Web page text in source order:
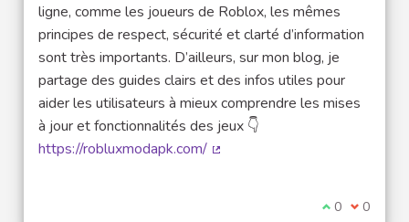
ligne, comme les joueurs de Roblox, les mêmes
principes de respect, sécurité et clarté d’information
sont très importants. D’ailleurs, sur mon blog, je
partage des guides clairs et des infos utiles pour
aider les utilisateurs à mieux comprendre les mises
à jour et fonctionnalités des jeux 👇
https://robluxmodapk.com/
I agree with
0 I 0